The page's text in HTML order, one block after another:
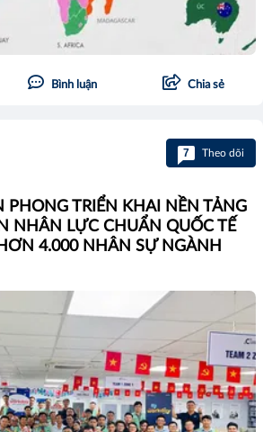
Bình luận Chia sẻ
7 Theo dõi
PHONG TRIỂN KHAI NỀN TẢNG
NHÂN LỰC CHUẨN QUỐC TẾ
4.000 NHÂN SỰ NGÀNH